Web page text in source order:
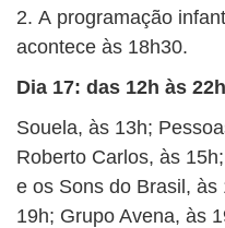
2. A programação
acontece às 18h30.
Dia 17: das 12h às 22h
Souela, às 13h;
Roberto Carlos, às
e os Sons do Brasil,
19h; Grupo Avena, às